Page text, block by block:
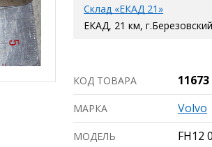
Склад «ЕКАД 21»
ЕКАД, 21 км,
КОД ТОВАРА 11673
МАРКА Volvo
МОДЕЛЬ FH12